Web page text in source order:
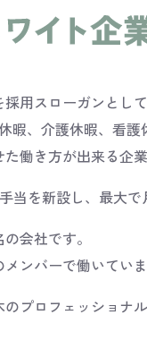
用スローガンとし
、介護休暇、看
働き方が出来る企
当を新設し、最大で
会社です。
ンバーで働いていま
プロフェッショナ